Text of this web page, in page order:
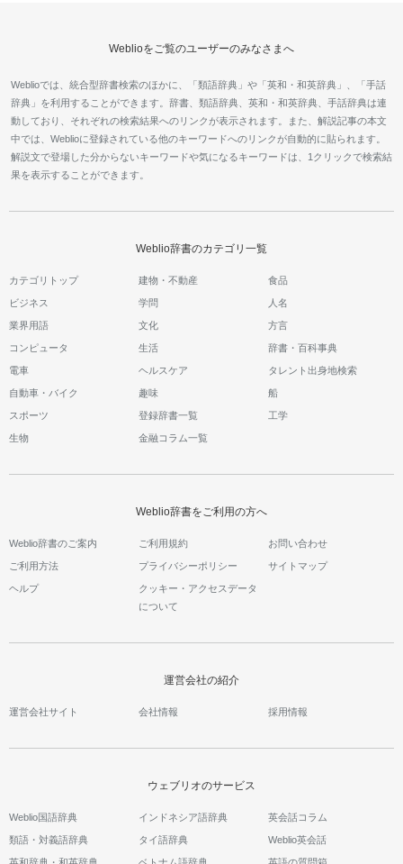
Weblioをご覧のユーザーのみなさまへ
Weblioでは、統合型辞書検索のほかに、「類語辞典」や「英和・和英辞典」、「手話
辞典」を利用することができます。辞書、類語辞典、英和・和英辞典、手話辞典は連
動しており、それぞれの検索結果へのリンクが表示されます。また、解説記事の本文
中では、Weblioに登録されている他のキーワードへのリンクが自動的に貼られます。
解説文で登場した分からないキーワードや気になるキーワードは、1クリックで検索結
果を表示することができます。
Weblio辞書のカテゴリ一覧
カテゴリトップ 建物・不動産 食品
ビジネス 学問 人名
業界用語 文化 方言
コンピュータ 生活 辞書・百科事典
電車 ヘルスケア タレント出身地検索
自動車・バイク 趣味 船
スポーツ 登録辞書一覧 工学
生物 金融コラム一覧
Weblio辞書をご利用の方へ
Weblio辞書のご案内 ご利用規約 お問い合わせ
ご利用方法 プライバシーポリシー サイトマップ
ヘルプ
クッキー・アクセスデータ
について
運営会社の紹介
運営会社サイト 会社情報 採用情報
ウェブリオのサービス
Weblio国語辞典
類語・対義語辞典
インドネシア語辞典
タイ語辞典
英会話コラム
Weblio英会話